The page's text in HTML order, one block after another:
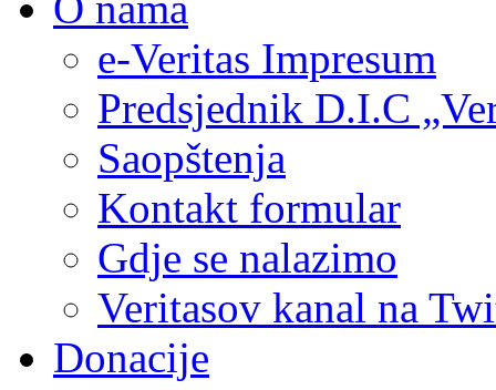
e-Veritas Impresum
Predsjednik D.I.C
Saopštenja
Kontakt formular
Gdje se nalazimo
Veritasov kanal na
Donacije